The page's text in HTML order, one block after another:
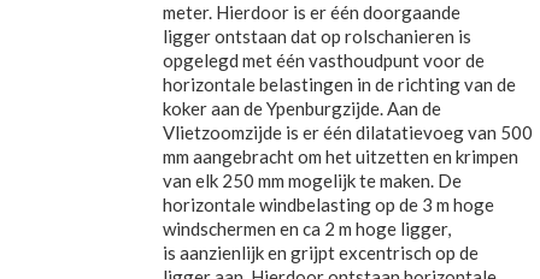
meter. Hierdoor is er één doorgaande
ligger ontstaan dat op rolschanieren is
opgelegd met één vasthoudpunt voor de
horizontale belastingen in de richting van de
koker aan de Ypenburgzijde. Aan de
Vlietzoomzijde is er één dilatatievoeg van 500
mm aangebracht om het uitzetten en krimpen
van elk 250 mm mogelijk te maken. De
horizontale windbelasting op de 3 m hoge
windschermen en ca 2 m hoge ligger,
is aanzienlijk en grijpt excentrisch op de